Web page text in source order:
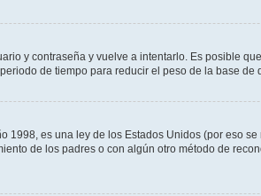
y contraseña y vuelve a intentarlo. Es posible
de tiempo para reducir el peso de la base
1998, es una ley de los Estados Unidos (por eso
de los padres o con algún otro método de